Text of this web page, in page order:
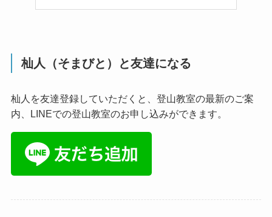
杣人（そまびと）と友達になる
杣人を友達登録していただくと、登山教室の最新のご案
内、LINEでの登山教室のお申し込みができます。